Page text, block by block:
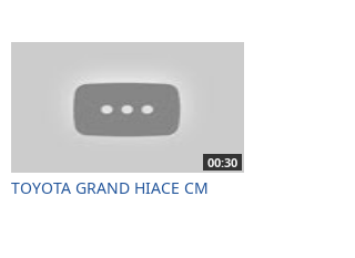
00:30
TOYOTA GRAND HIACE CM